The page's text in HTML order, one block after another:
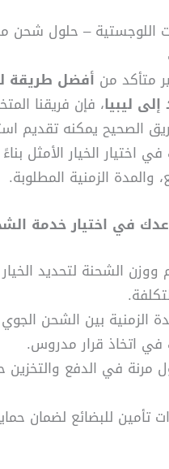
اللوجستية – حلول
متأكد من أفضل طريقة
ليبيا، فإن فريقنا
الصحيح يمكنه تقديم
اختيار الخيار الأمثل
والمدة الزمنية المطلوبة.
في اختيار خدمة
الشحنة لتحديد الخيار
الزمنية بين الشحن
اتخاذ قرار مدروس.
مرنة في الدفع
تأمين للبضائع لضمان